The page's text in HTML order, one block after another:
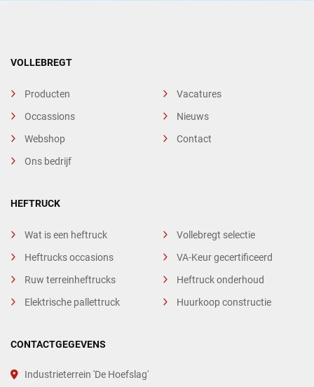
VOLLEBREGT
Producten
Occassions
Webshop
Ons bedrijf
Vacatures
Nieuws
Contact
HEFTRUCK
Wat is een heftruck
Heftrucks occasions
Ruw terreinheftrucks
Elektrische pallettruck
Vollebregt selectie
VA-Keur gecertificeerd
Heftruck onderhoud
Huurkoop constructie
CONTACTGEGEVENS
Industrieterrein 'De Hoefslag'